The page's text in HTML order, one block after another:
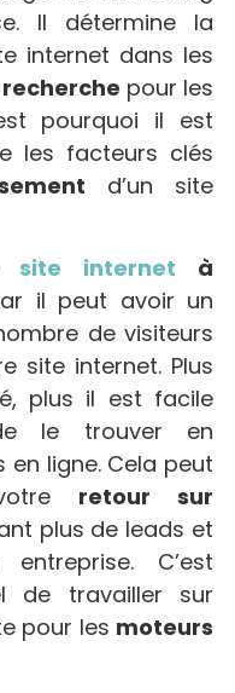
Il détermine la
internet dans les
pour les
pourquoi il est
les facteurs clés
d’un site
site internet à
il peut avoir un
de visiteurs
site internet. Plus
plus il est facile
le trouver en
ligne. Cela peut
retour sur
plus de leads et
C’est
de travailler sur
pour les moteurs